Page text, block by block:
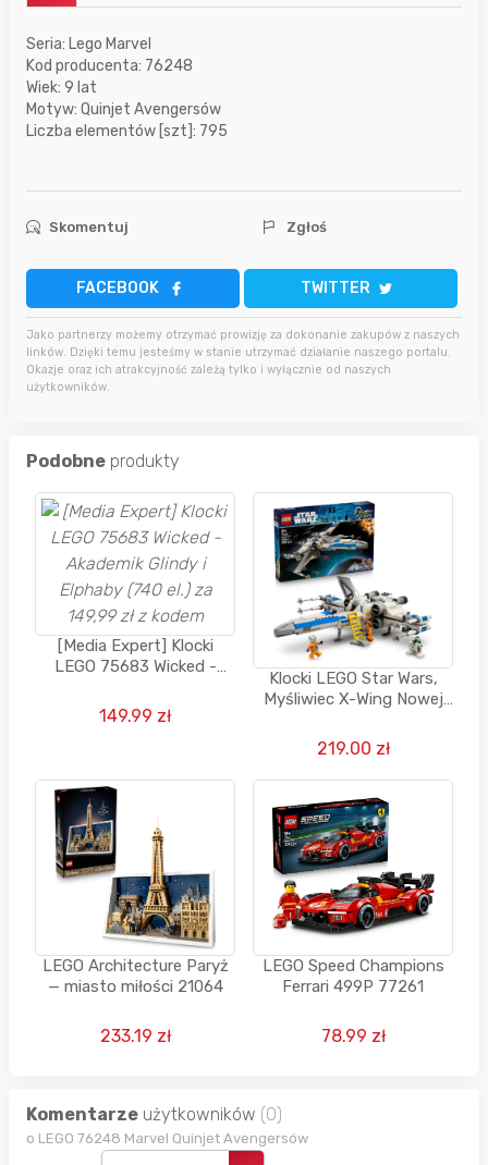
Seria: Lego Marvel
Kod producenta: 76248
Wiek: 9 lat
Motyw: Quinjet Avengersów
Liczba elementów [szt]: 795
Skomentuj Zgłoś
FACEBOOK TWITTER
Jako partnerzy możemy otrzymać prowizję za dokonanie zakupów z naszych
linków. Dzięki temu jesteśmy w stanie utrzymać działanie naszego portalu.
Okazje oraz ich atrakcyjność zależą tylko i wyłącznie od naszych
użytkowników.
Podobne produkty
[Media Expert] Klocki
LEGO 75683 Wicked -
(740 el.) za 149,99 zł z
kodem
149.99 zł
Klocki LEGO Star Wars,
Myśliwiec X-Wing Nowej
219.00 zł
LEGO Architecture Paryż
— miasto miłości 21064
233.19 zł
LEGO Speed Champions
Ferrari 499P 77261
78.99 zł
Komentarze użytkowników (0)
o LEGO 76248 Marvel Quinjet Avengersów